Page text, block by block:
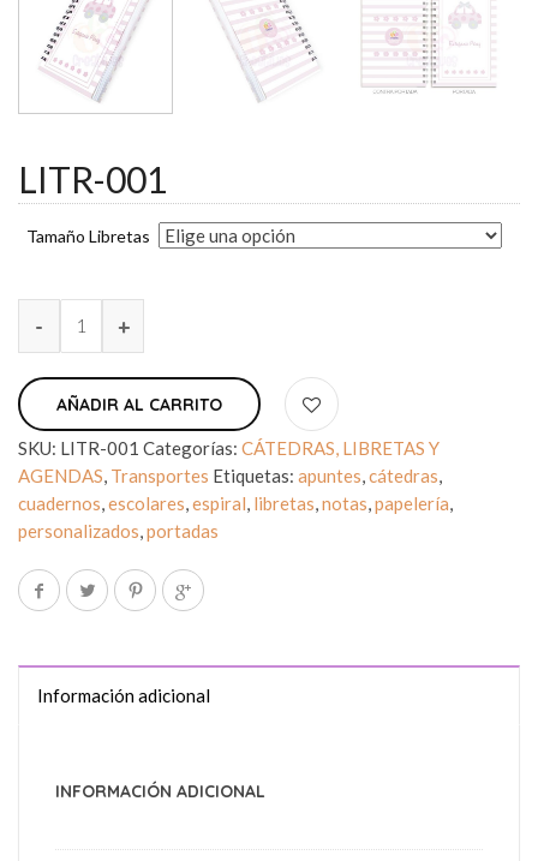
LITR-001
Tamaño Libretas
AÑADIR AL CARRITO
SKU: LITR-001 Categorías: CÁTEDRAS, LIBRETAS Y
AGENDAS, Transportes Etiquetas: apuntes,cátedras,
cuadernos,escolares,espiral, libretas,notas,papelería,
personalizados,portadas
Información adicional
INFORMACIÓN ADICIONAL